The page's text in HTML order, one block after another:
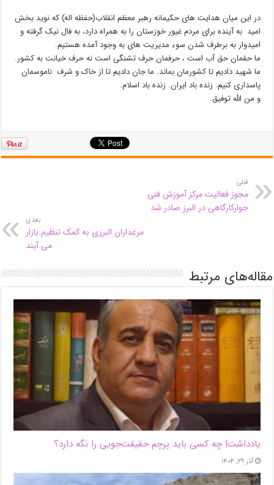
در این میان هدایت های حکیمانه رهبر معظم انقلاب(حفظه اله) که نوید بخش
امید به آینده برای مردم غیور خوزستان را به همراه دارد، به فال نیک گرفته و
امیدوار به برطرف شدن سوء مدیریت های به وجود آمده هستیم.
ما حقمان حق آب است ، حرفمان حرف تشنگی است نه حرف خیانت به کشور.
ما شهید دادیم تا کشورمان بماند. ما جان دادیم تا از خاک و شرف ناموسمان
پاسداری کنیم. زنده باد ایران. زنده باد اسلام.
و من الله توفیق.
قبلی
مجوز فعالیت مرکز آموزش فنی
جوارکارگاهی در البرز صادر شد
بعدی
مرغداران البرزی به کمک تنظیم بازار
می آیند
مقاله‌های مرتبط
یادداشت| ‌چه کسی باید پرچم حقیقت‌جویی را نگه دارد؟
آذر ۲۹, ۱۴۰۴